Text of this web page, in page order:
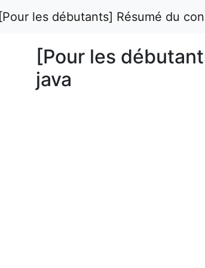
[Pour les débutants] Résumé du
[Pour les
java